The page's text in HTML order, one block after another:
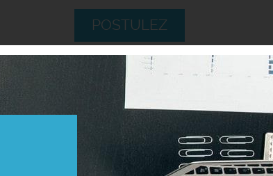
POSTULEZ